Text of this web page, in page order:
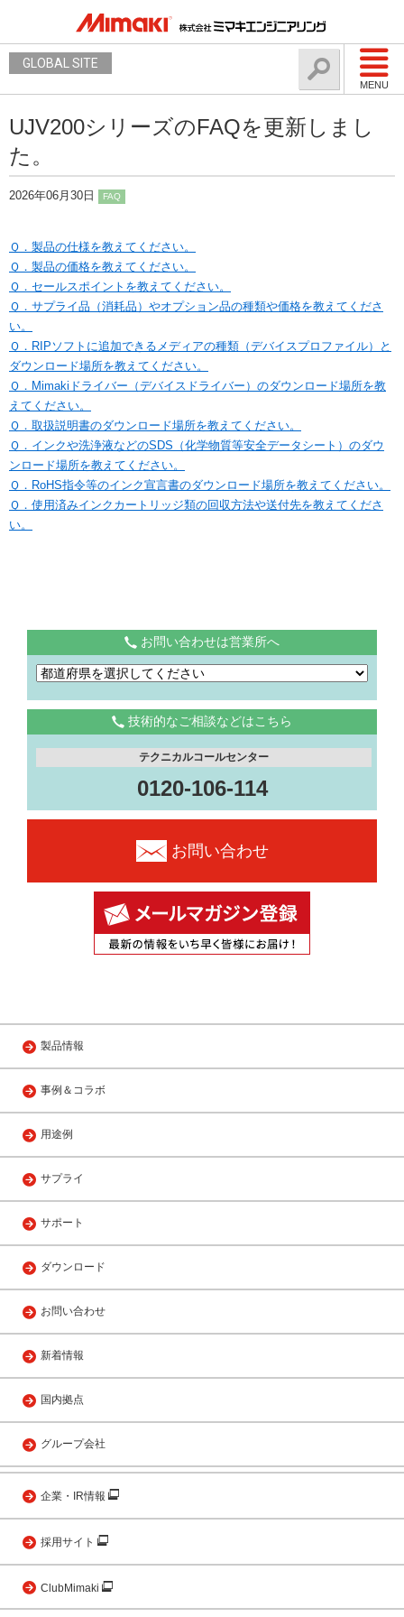
MENU
GLOBAL SITE
UJV200シリーズのFAQを更新しまし
た。
2026年06月30日 FAQ
Ｑ．製品の仕様を教えてください。
Ｑ．製品の価格を教えてください。
Ｑ．セールスポイントを教えてください。
Ｑ．サプライ品（消耗品）やオプション品の種類や価格を教えてくださ
い。
Ｑ．RIPソフトに追加できるメディアの種類（デバイスプロファイル）と
ダウンロード場所を教えてください。
Ｑ．Mimakiドライバー（デバイスドライバー）のダウンロード場所を教
えてください。
Ｑ．取扱説明書のダウンロード場所を教えてください。
Ｑ．インクや洗浄液などのSDS（化学物質等安全データシート）のダウ
ンロード場所を教えてください。
Ｑ．RoHS指令等のインク宣言書のダウンロード場所を教えてください。
Ｑ．使用済みインクカートリッジ類の回収方法や送付先を教えてくださ
い。
お問い合わせは営業所へ
技術的なご相談などはこちら
テクニカルコールセンター
0120-106-114
お問い合わせ
製品情報
事例＆コラボ
用途例
サプライ
サポート
ダウンロード
お問い合わせ
新着情報
国内拠点
グループ会社
企業・IR情報
採用サイト
ClubMimaki